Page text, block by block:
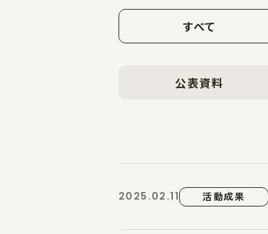
すべて
公表資料
2025.02.11 活動成果